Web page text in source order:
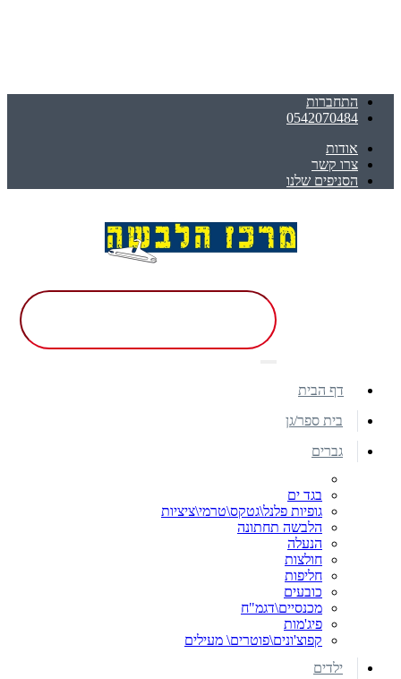
התחברות
0542070484
אודות
צרו קשר
הסניפים שלנו
דף הבית
בית ספר/גן
גברים
בגד ים
גופיות פלנל\גטקס\טרמי\ציציות
הלבשה תחתונה
הנעלה
חולצות
חליפות
כובעים
מכנסיים\דגמ"ח
פיג'מות
קפוצ'ונים\פוטרים\ מעילים
ילדים